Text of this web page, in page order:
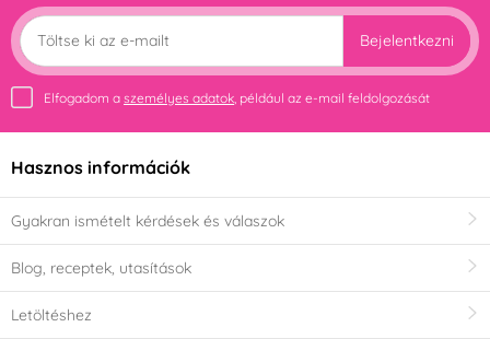
Bejelentkezni
Elfogadom a személyes adatok , például az e-mail feldolgozását
Hasznos információk
Gyakran ismételt kérdések és válaszok
Blog, receptek, utasítások
Letöltéshez